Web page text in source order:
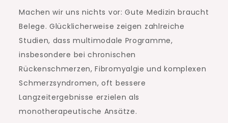
Machen wir uns nichts vor: Gute Medizin braucht
Belege. Glücklicherweise zeigen zahlreiche
Studien, dass multimodale Programme,
insbesondere bei chronischen
Rückenschmerzen, Fibromyalgie und komplexen
Schmerzsyndromen, oft bessere
Langzeitergebnisse erzielen als
monotherapeutische Ansätze.